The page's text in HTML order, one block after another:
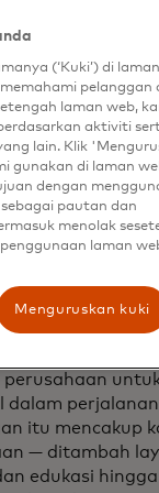
kompleksitas
mereka impikan.
terhubung
menampilkan
ke pasar lain
akan
arus
dengan
sama
dengan
itu mencakup
— ditambah
edukasi
(‘Kuki’) di
pelanggan
laman web,
aktiviti
lain. Klik
gunakan di laman
dengan
pautan dan
menolak
laman
Menguruskan kuki